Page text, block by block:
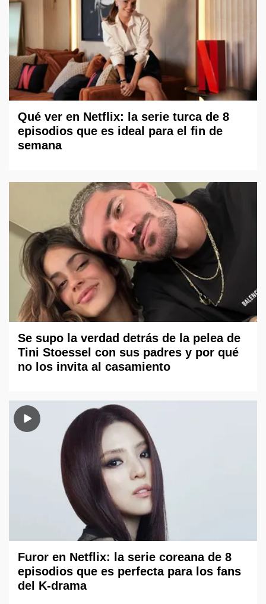
Qué ver en Netflix: la serie turca de 8
episodios que es ideal para el fin de
semana
Se supo la verdad detrás de la pelea de
Tini Stoessel con sus padres y por qué
no los invita al casamiento
Furor en Netflix: la serie coreana de 8
episodios que es perfecta para los fans
del K-drama